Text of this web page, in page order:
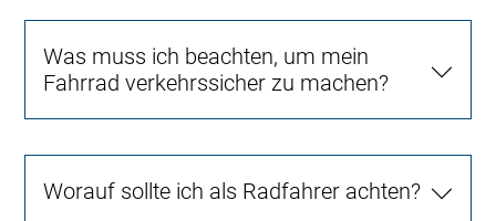
Was muss ich beachten, um mein
Fahrrad verkehrssicher zu machen?
Worauf sollte ich als Radfahrer achten?